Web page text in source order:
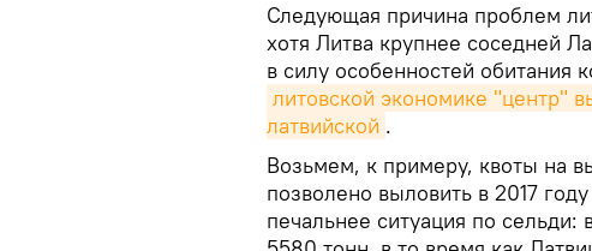
Следующая причина проблем
хотя Литва крупнее соседней
в силу особенностей обитания
литовской экономике "центр"
латвийской .
Возьмем, к примеру, квоты на
позволено выловить в 2017
печальнее ситуация по